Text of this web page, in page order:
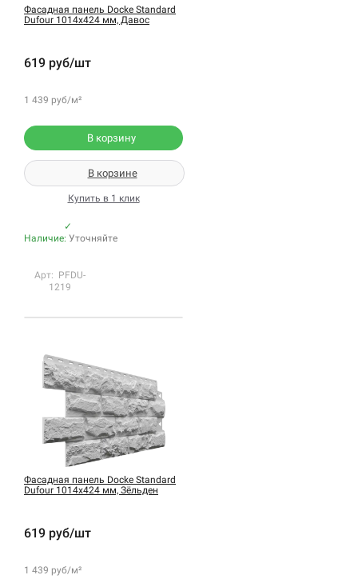
Фасадная панель Docke Standard
Dufour 1014х424 мм, Давос
619 руб/шт
1 439 руб/м²
В корзину
В корзине
Купить в 1 клик
✓
Наличие: Уточняйте
Арт: PFDU-
1219
Фасадная панель Docke Standard
Dufour 1014х424 мм, Зёльден
619 руб/шт
1 439 руб/м²